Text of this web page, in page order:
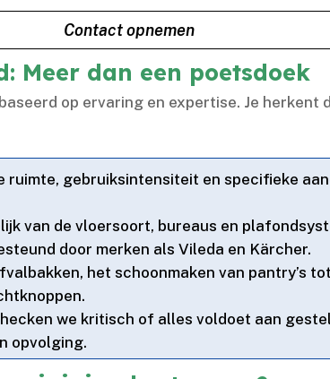
Contact opnemen
Meer dan een poetsdoek
op ervaring en expertise.​ Je herkent
ruimte, gebruiksintensiteit en specifieke
van de vloersoort, bureaus en
door merken als Vileda en Kärcher.​
het schoonmaken van pantry’s
we kritisch of alles voldoet aan
opvolging.​